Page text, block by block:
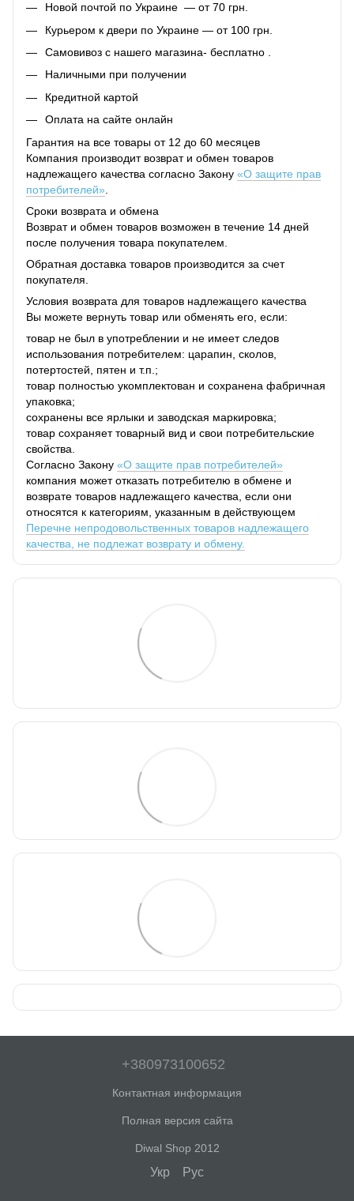
Новой почтой по Украине — от 70 грн.
Курьером к двери по Украине — от 100 грн.
Самовивоз с нашего магазина- бесплатно .
Наличными при получении
Кредитной картой
Оплата на сайте онлайн
Гарантия на все товары от 12 до 60 месяцев
Компания производит возврат и обмен товаров
надлежащего качества согласно Закону «О защите прав
потребителей»
Сроки возврата и обмена
Возврат и обмен товаров возможен в течение 14 дней
после получения товара покупателем.
Обратная доставка товаров производится за счет
покупателя.
Условия возврата для товаров надлежащего качества
Вы можете вернуть товар или обменять его, если:
товар не был в употреблении и не имеет следов
использования потребителем: царапин, сколов,
потертостей, пятен и т.п.;
товар полностью укомплектован и сохранена фабричная
упаковка;
сохранены все ярлыки и заводская маркировка;
товар сохраняет товарный вид и свои потребительские
свойства.
Согласно Закону «О защите прав потребителей»
компания может отказать потребителю в обмене и
возврате товаров надлежащего качества, если они
относятся к категориям, указанным в действующем
Перечне непродовольственных товаров надлежащего
качества, не подлежат возврату и обмену.
+380973100652
Контактная информация
Полная версия сайта
Diwal Shop 2012
Укр Рус